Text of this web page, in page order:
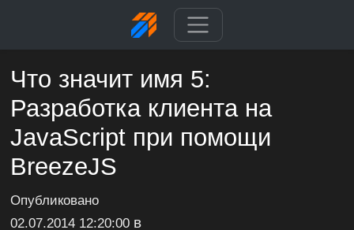
Что значит имя 5:
Разработка клиента на
JavaScript при помощи
BreezeJS
Опубликовано
02.07.2014 12:20:00 в